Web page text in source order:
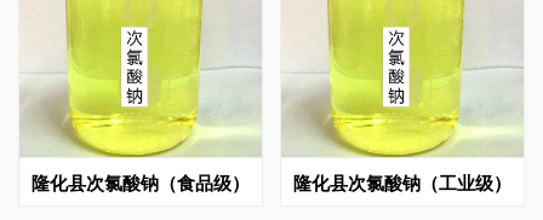
隆化县次氯酸钠（食品级） 隆化县次氯酸钠（工业级）